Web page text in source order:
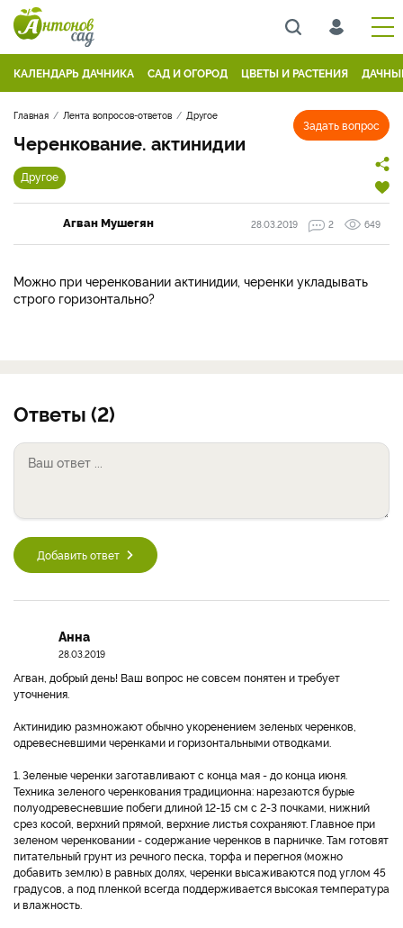
КАЛЕНДАРЬ ДАЧНИКА САД И ОГОРОД ЦВЕТЫ И РАСТЕНИЯ
Задать вопрос
Главная Лента вопросов-ответов Другое
Черенкование. актинидии
Другое
Агван Мушегян 28.03.2019 2 649
Можно при черенковании актинидии, черенки укладывать
строго горизонтально?
Ответы (2)
Добавить ответ
Анна
28.03.2019
Агван, добрый день! Ваш вопрос не совсем понятен и требует
уточнения.
Актинидию размножают обычно укоренением зеленых черенков,
одревесневшими черенками и горизонтальными отводками.
1. Зеленые черенки заготавливают с конца мая - до конца июня.
Техника зеленого черенкования традиционна: нарезаются бурые
полуодревесневшие побеги длиной 12-15 см с 2-3 почками, нижний
срез косой, верхний прямой, верхние листья сохраняют. Главное при
зеленом черенковании - содержание черенков в парничке. Там готовят
питательный грунт из речного песка, торфа и перегноя (можно
добавить землю) в равных долях, черенки высаживаются под углом 45
градусов, а под пленкой всегда поддерживается высокая температура
и влажность.